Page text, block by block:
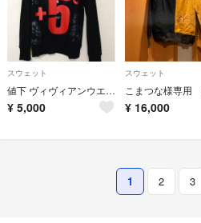
スウェット
値下 ヴィヴィアンウエストウッドマン スウェット
¥ 5,000
スウェット
¥ 16,000
1 2 3